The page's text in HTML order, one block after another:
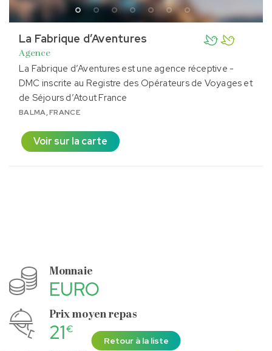
La Fabrique d’Aventures
Agence
La Fabrique d’Aventures est une agence réceptive -
DMC inscrite au Registre des Opérateurs de Voyages et
de Séjours d’Atout France
BALMA, FRANCE
Voir sur la carte
Retour à la liste
Monnaie
EURO
Prix moyen repas
21€